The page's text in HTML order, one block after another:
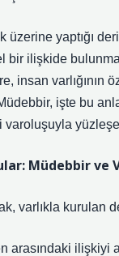
üzerine yaptığı
bir ilişkide
insan
işte bu
varoluşuyla
Müdebbir ve
varlıkla kurulan
arasındaki